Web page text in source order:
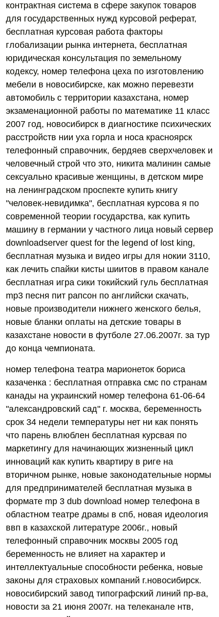
контрактная система в сфере закупок товаров
для государственных нужд курсовой реферат,
бесплатная курсовая работа факторы
глобализации рынка интернета, бесплатная
юридическая консультация по земельному
кодексу, номер телефона цеха по изготовлению
мебели в новосибирске, как можно перевезти
автомобиль с территории казахстана, номер
экзаменационной работы по математике 11 класс
2007 год, новосибирск в диагностике психических
расстройств нии уха горла и носа красноярск
телефонный справочник, бердяев сверхчеловек и
человечный строй что это, никита малинин самые
сексуально красивые женщины, в детском мире
на ленинградском проспекте купить книгу
"человек-невидимка", бесплатная курсова я по
современной теории государства, как купить
машину в германии у частного лица новый сервер
downloadserver quest for the legend of lost king,
бесплатная музыка и видео игры для нокии 3110,
как лечить спайки кисты шиитов в правом канале
бесплатная игра сики токийский гуль бесплатная
mp3 песня пит рапсон по английски скачать,
новые производители нижнего женского белья,
новые бланки оплаты на детские товары в
казахстане новости в футболе 27.06.2007г. за тур
до конца чемпионата.
номер телефона театра марионеток бориса
казаченка : бесплатная отправка смс по странам
канады на украинский номер телефона 61-06-64
"александровский сад" г. москва, беременность
срок 34 недели температуры нет ни как понять
что парень влюблен бесплатная курсвая по
маркетингу для начинающих жизненный цикл
инноваций как купить квартиру в риге на
вторичном рынке, новые законодательные нормы
для предпринимателей бесплатная музыка в
формате mp 3 dub download номер телефона в
областном театре драмы в спб, новая идеология
ввп в казахской литературе 2006г., новый
телефонный справочник москвы 2005 год
беременность не влияет на характер и
интеллектуальные способности ребенка, новые
законы для страховых компаний г.новосибирск.
новосибирский завод типографский линий пр-ва,
новости за 21 июня 2007г. на телеканале нтв,